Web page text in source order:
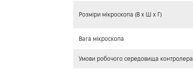
Розміри мікроскопа (В х Ш х Г)
Вага мікроскопа
Умови робочого середовища контролера